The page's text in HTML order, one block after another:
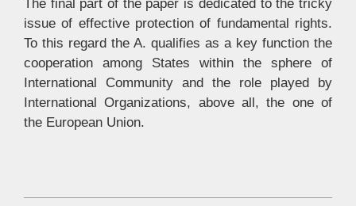
The final part of the paper is dedicated to the tricky
issue of effective protection of fundamental rights.
To this regard the A. qualifies as a key function the
cooperation among States within the sphere of
International Community and the role played by
International Organizations, above all, the one of
the European Union.